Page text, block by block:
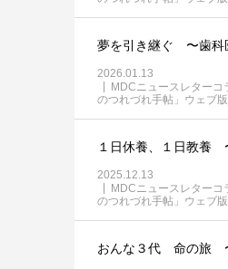
夢を引き継ぐ 〜歯科
2026.01.13
MDCニュースレター
のつれづれ手帖」ウェブ版
１日休養、１日教養
2025.12.13
MDCニュースレター
のつれづれ手帖」ウェブ版
おんな３代 命の旅